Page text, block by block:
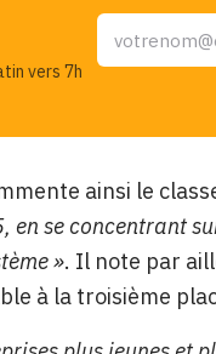
vers 7h
ainsi le
se concentrant
». Il note par
à la troisième